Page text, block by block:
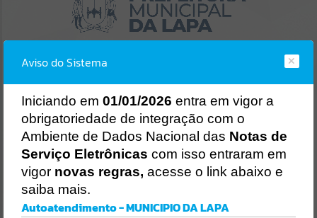
OUVIDORIA GERAL
DO MUNICÍPIO
LICITAÇÕES
NOTA FISCAL
ELETRÔNICA
Aviso do Sistema
Iniciando em 01/01/2026 entra em vigor a
obrigatoriedade de integração com o
Ambiente de Dados Nacional das Notas de
Serviço Eletrônicas com isso entraram em
vigor novas regras, acesse o link abaixo e
saiba mais.
Autoatendimento - MUNICIPIO DA LAPA
Erro
Gerenciamento do Sistema
Ocorreu um erro de script: